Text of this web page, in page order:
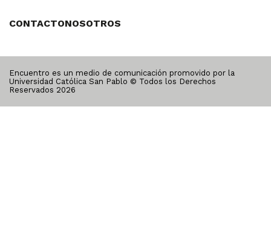
CONTACTONOSOTROS
Encuentro es un medio de comunicación promovido por la
Universidad Católica San Pablo © Todos los Derechos
Reservados 2026